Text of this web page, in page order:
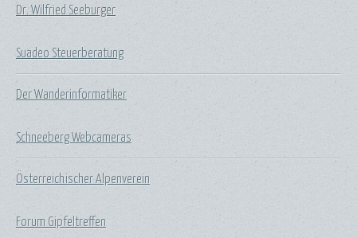
Dr. Wilfried Seeburger
Suadeo Steuerberatung
Der Wanderinformatiker
Schneeberg Webcameras
Österreichischer Alpenverein
Forum Gipfeltreffen